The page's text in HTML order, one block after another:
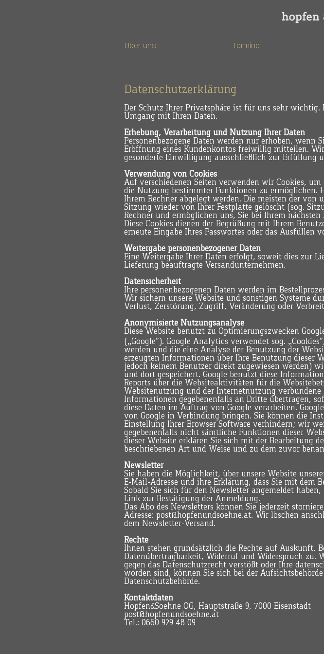
Über uns Termine
Datenschutzerklärung
Der Schutz Ihrer Privatsphäre ist für uns sehr
Umgang mit Ihren Daten.
Erhebung, Verarbeitung und Nutzung Ihrer Daten
Personenbezogene Daten werden nur erhoben, wenn
Eröffnung eines Kundenkontos freiwillig mitteilen.
gesonderte Einwilligung ausschließlich zur Erfüllung
Verwendung von Cookies
Auf verschiedenen Seiten verwenden wir Cookies,
die Nutzung bestimmter Funktionen zu ermöglichen.
Ihrem Rechner abgelegt werden. Die meisten der von
Sitzung wieder von Ihrer Festplatte gelöscht (sog.
Rechner und ermöglichen uns, Sie bei Ihrem
Diese Cookies dienen der Begrüßung mit Ihrem
erneute Eingabe Ihres Passwortes oder das Ausfüllen
Weitergabe personenbezogener Daten
Eine Weitergabe Ihrer Daten erfolgt, soweit dies zur
Lieferung beauftragte Versandunternehmen.
Datensicherheit
Ihre personenbezogenen Daten werden im
Wir sichern unsere Website und sonstigen Systeme
Verlust, Zerstörung, Zugriff, Veränderung oder
Anonymisierte Nutzungsanalyse
Diese Website benutzt zu Optimierungszwecken
(„Google“). Google Analytics verwendet sog.
werden und die eine Analyse der Benutzung der
erzeugten Informationen über Ihre Benutzung dieser
jedoch keinem Benutzer direkt zugewiesen werden)
und dort gespeichert. Google benutzt diese
Reports über die Websiteaktivitäten für die
Websitenutzung und der Internetnutzung
Informationen gegebenenfalls an Dritte übertragen,
diese Daten im Auftrag von Google verarbeiten.
von Google in Verbindung bringen. Sie können die
Einstellung Ihrer Browser Software verhindern; wir
gegebenenfalls nicht sämtliche Funktionen dieser
dieser Website erklären Sie sich mit der Bearbeitung
beschriebenen Art und Weise und zu dem zuvor
Newsletter
Sie haben die Möglichkeit, über unsere Website
E-Mail-Adresse und ihre Erklärung, dass Sie mit dem
Sobald Sie sich für den Newsletter angemeldet
Link zur Bestätigung der Anmeldung.
Das Abo des Newsletters können Sie jederzeit
Adresse: post@hopfenundsoehne.at. Wir löschen
dem Newsletter-Versand.
Rechte
Ihnen stehen grundsätzlich die Rechte auf Auskunft,
Datenübertragbarkeit, Widerruf und Widerspruch zu.
gegen das Datenschutzrecht verstößt oder Ihre
worden sind, können Sie sich bei der
Datenschutzbehörde.
Kontaktdaten
Hopfen&Soehne OG, Hauptstraße 9, 7000 Eisenstadt
post@hopfenundsoehne.at
Tel.: 0660 929 48 09